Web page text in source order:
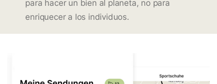
para hacer un bien al planeta, no para
enriquecer a los individuos.